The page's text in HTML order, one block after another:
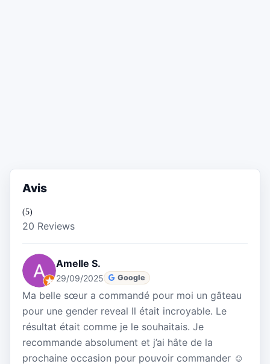
Avis
(5)
20 Reviews
Amelle S.
29/09/2025 Google
Ma belle sœur a commandé pour moi un gâteau
pour une gender reveal Il était incroyable. Le
résultat était comme je le souhaitais. Je
recommande absolument et j’ai hâte de la
prochaine occasion pour pouvoir commander ☺️